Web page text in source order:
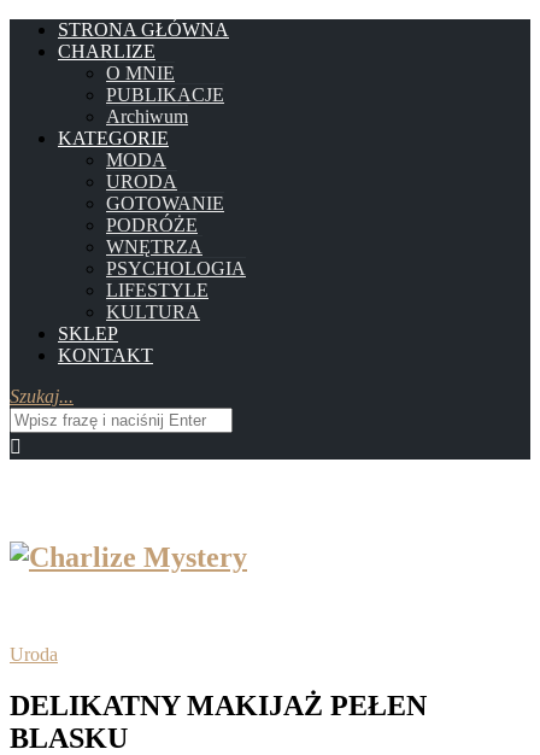
STRONA GŁÓWNA
CHARLIZE
O MNIE
PUBLIKACJE
Archiwum
KATEGORIE
MODA
URODA
GOTOWANIE
PODRÓŻE
WNĘTRZA
PSYCHOLOGIA
LIFESTYLE
KULTURA
SKLEP
KONTAKT
Szukaj...
Uroda
DELIKATNY MAKIJAŻ PEŁEN
BLASKU